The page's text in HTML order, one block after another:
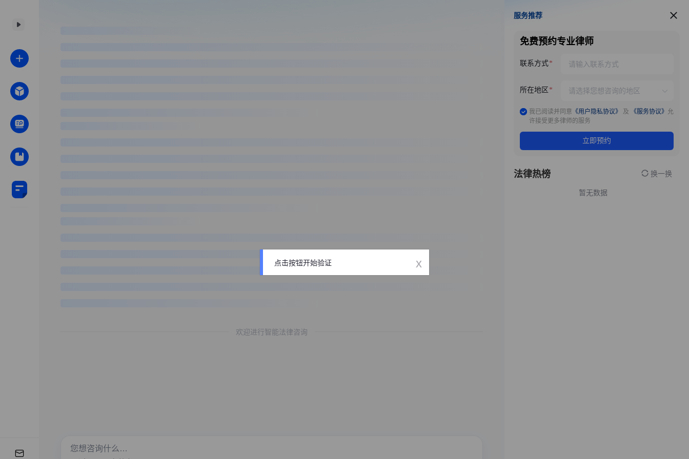
欢迎进行智能法律咨询
服务推荐
服务推荐
免费预约专业律师
联系方式
所在地区
我已阅读并同意 《用户隐私协议》 及 《服务协议》 允
许接受更多律师的服务
立即预约
法律热榜 换一换
暂无数据
点击按钮开始验证 x